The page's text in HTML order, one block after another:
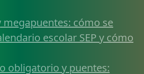
megapuentes: cómo se
escolar SEP y cómo
obligatorio y puentes: